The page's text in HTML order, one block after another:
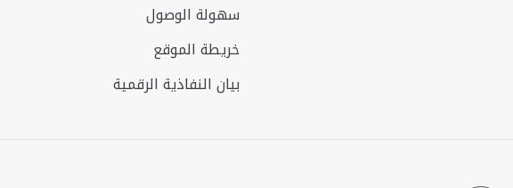
سهولة الوصول
خريطة الموقع
بيان النفاذية الرقمية